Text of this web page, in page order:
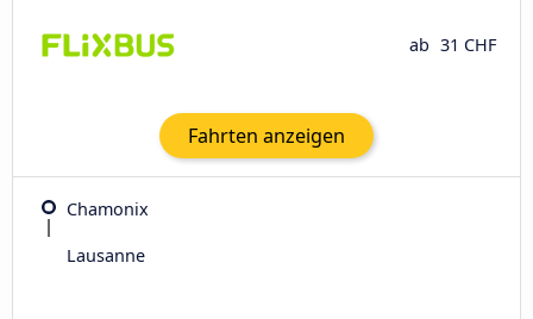
ab 31 CHF
Fahrten anzeigen
Chamonix
Lausanne